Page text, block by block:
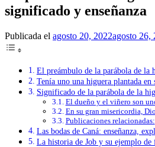
significado y enseñanza
Publicada el agosto 20, 2022agosto 26,
El preámbulo de la parábola de la
Tenía uno una higuera plantada en
Significado de la parábola de la
El dueño y el viñero son
En su gran misericordia,
Publicaciones relacionadas:
Las bodas de Caná: enseñanza,
La historia de Job y su ejemplo de